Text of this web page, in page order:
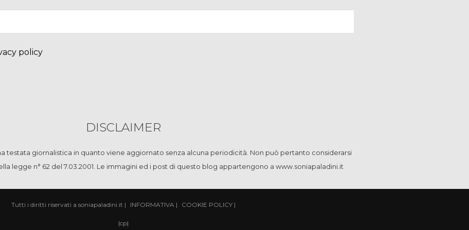
policy
DISCLAIMER
testata giornalistica in quanto viene aggiornato senza alcuna periodicità. Non può pertanto considerarsi
legge n° 62 del 7.03.2001. Le immagini ed i post di questo blog appartengono a www.soniapaladini.it
Tutti i diritti riservati a soniapaladini.it | INFORMATIVA | COOKIE POLICY |
|cp|